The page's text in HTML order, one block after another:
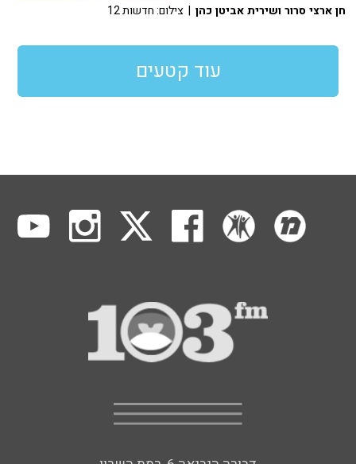
חן ארצי סרור ושירית אביטן כהן | צילום: חדשות 12
עוד קטעים